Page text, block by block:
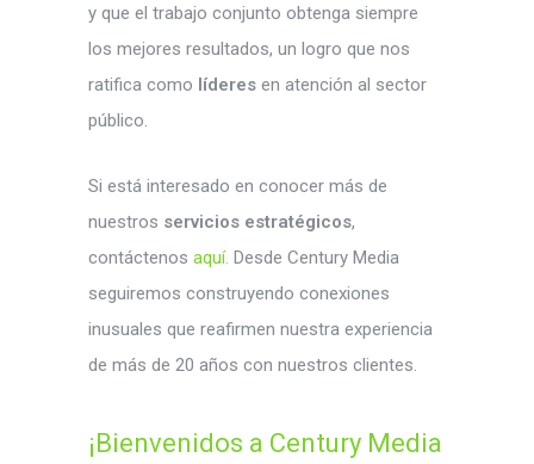
y que el trabajo conjunto obtenga siempre
los mejores resultados, un logro que nos
ratifica como líderes en atención al sector
público.
Si está interesado en conocer más de
nuestros servicios estratégicos,
contáctenos aquí. Desde Century Media
seguiremos construyendo conexiones
inusuales que reafirmen nuestra experiencia
de más de 20 años con nuestros clientes.
¡Bienvenidos a Century Media